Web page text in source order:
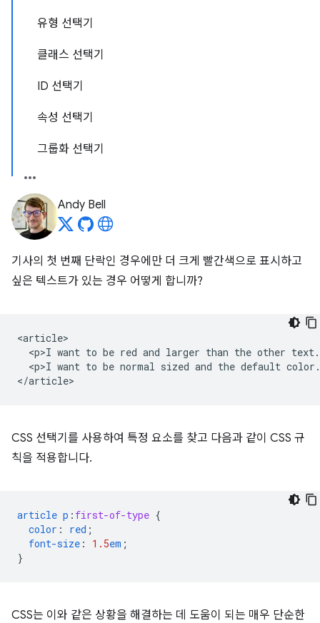
유형 선택기
클래스 선택기
ID 선택기
속성 선택기
그룹화 선택기
Andy Bell
기사의 첫 번째 단락인 경우에만 더 크게 빨간색으로 표시하고
싶은 텍스트가 있는 경우 어떻게 합니까?
<article>
<p>I want to be red and larger than the other
<p>I want to be normal sized and the default
CSS 선택기를 사용하여 특정 요소를 찾고 다음과 같이 CSS 규
칙을 적용합니다.
article p : first-of-type {
color : red ;
font-size : 1.5em ;
}
CSS는 이와 같은 상황을 해결하는 데 도움이 되는 매우 단순한